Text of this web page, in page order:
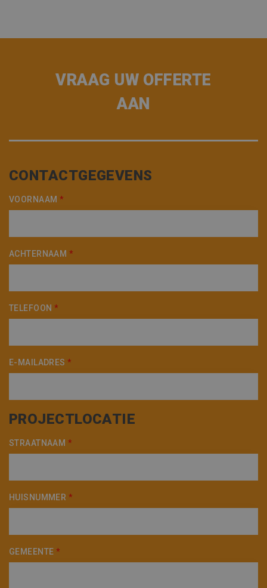
VRAAG UW OFFERTE
AAN
CONTACTGEGEVENS
VOORNAAM *
ACHTERNAAM *
TELEFOON *
E-MAILADRES*
PROJECTLOCATIE
STRAATNAAM *
HUISNUMMER *
GEMEENTE *